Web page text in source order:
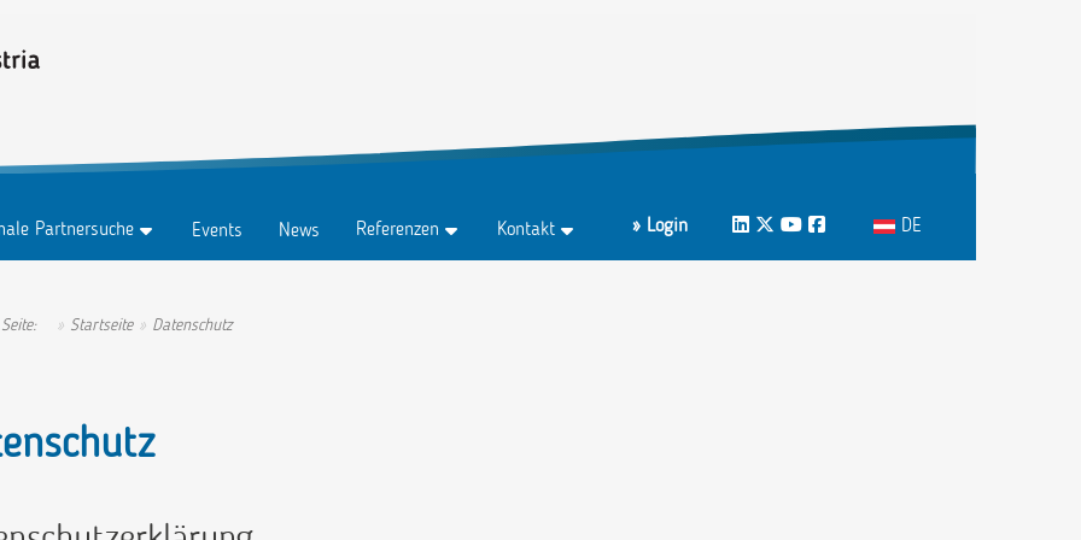
Partnersuche
Abo
Events News Referenzen Kontakt LinkedIn
Twitter
Youtube
Facebook
» Login
Sprache auswählen
DE
Startseite Datenschutz